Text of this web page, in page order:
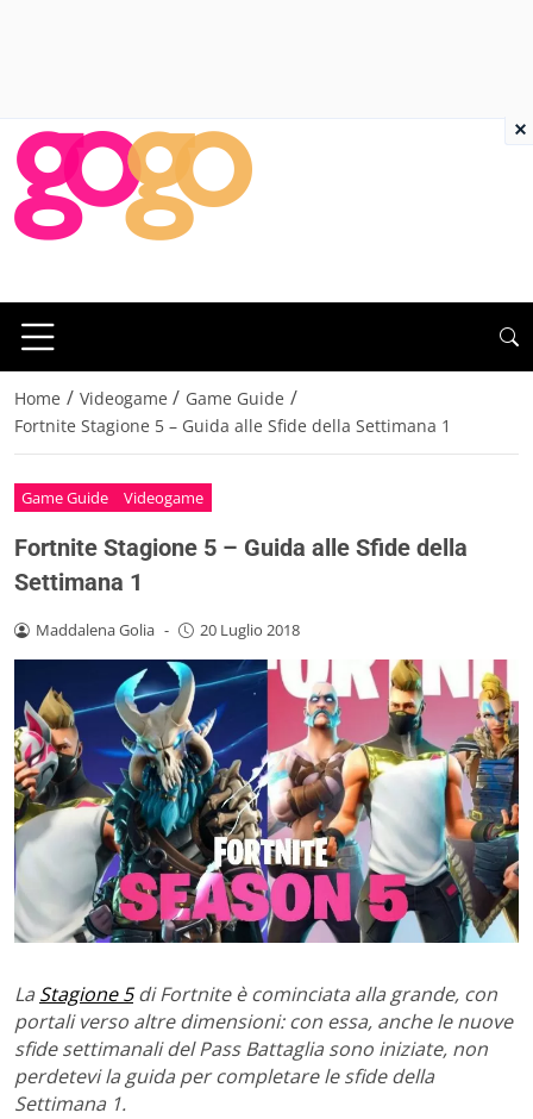
Home / Videogame / Game Guide /
Fortnite Stagione 5 – Guida alle Sfide della Settimana 1
Game Guide Videogame
Fortnite Stagione 5 – Guida alle Sfide della
Settimana 1
Maddalena Golia - 20 Luglio 2018
La Stagione 5di Fortnite è cominciata alla grande, con
portali verso altre dimensioni: con essa, anche le nuove
sfide settimanali del Pass Battaglia sono iniziate, non
perdetevi la guida per completare le sfide della
Settimana 1.
×